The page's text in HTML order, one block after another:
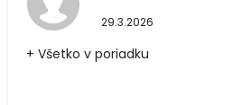
29.3.2026
+ Všetko v poriadku